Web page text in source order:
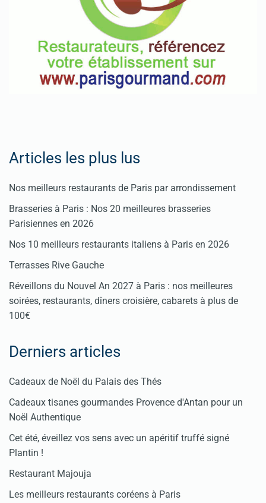
Pour
enregistrer
votre
restaurant
Articles les plus lus
Nos meilleurs restaurants de Paris par arrondissement
Brasseries à Paris : Nos 20 meilleures brasseries
Parisiennes en 2026
Nos 10 meilleurs restaurants italiens à Paris en 2026
Terrasses Rive Gauche
Réveillons du Nouvel An 2027 à Paris : nos meilleures
soirées, restaurants, dîners croisière, cabarets à plus de
100€
Derniers articles
Cadeaux de Noël du Palais des Thés
Cadeaux tisanes gourmandes Provence d'Antan pour un
Noël Authentique
Cet été, éveillez vos sens avec un apéritif truffé signé
Plantin !
Restaurant Majouja
Les meilleurs restaurants coréens à Paris